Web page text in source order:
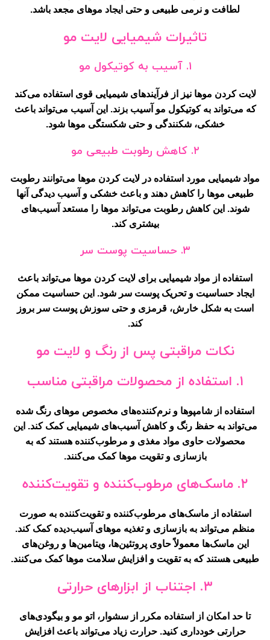
لطافت و نرمی طبیعی و حتی ایجاد موهای مجعد باشد.
تاثیرات شیمیایی لایت مو
۱. آسیب به کوتیکول مو
لایت کردن موها نیز از فرآیندهای شیمیایی قوی استفاده می‌کند
که می‌تواند به کوتیکول مو آسیب بزند. این آسیب می‌تواند باعث
خشکی، شکنندگی و حتی شکستگی موها شود.
۲. کاهش رطوبت طبیعی مو
مواد شیمیایی مورد استفاده در لایت کردن موها می‌توانند رطوبت
طبیعی موها را کاهش دهند و باعث خشکی و آسیب دیدگی آنها
شوند. این کاهش رطوبت می‌تواند موها را مستعد آسیب‌های
بیشتری کند.
۳. حساسیت پوست سر
استفاده از مواد شیمیایی برای لایت کردن موها می‌تواند باعث
ایجاد حساسیت و تحریک پوست سر شود. این حساسیت ممکن
است به شکل خارش، قرمزی و حتی سوزش پوست سر بروز
کند.
نکات مراقبتی پس از رنگ و لایت مو
۱. استفاده از محصولات مراقبتی مناسب
استفاده از شامپوها و نرم‌کننده‌های مخصوص موهای رنگ شده
می‌تواند به حفظ رنگ و کاهش آسیب‌های شیمیایی کمک کند. این
محصولات حاوی مواد مغذی و مرطوب‌کننده هستند که به
بازسازی و تقویت موها کمک می‌کنند.
۲. ماسک‌های مرطوب‌کننده و تقویت‌کننده
استفاده از ماسک‌های مرطوب‌کننده و تقویت‌کننده به صورت
منظم می‌تواند به بازسازی و تغذیه موهای آسیب‌دیده کمک کند.
این ماسک‌ها معمولاً حاوی پروتئین‌ها، ویتامین‌ها و روغن‌های
طبیعی هستند که به تقویت و افزایش سلامت موها کمک می‌کنند.
۳. اجتناب از ابزارهای حرارتی
تا حد امکان از استفاده مکرر از سشوار، اتو مو و بیگودی‌های
حرارتی خودداری کنید. حرارت زیاد می‌تواند باعث افزایش